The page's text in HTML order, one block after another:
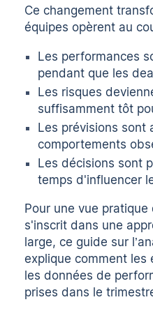
Ce changement
équipes opèrent au
Les performances
pendant que les
Les risques
suffisamment tôt
Les prévisions sont
comportements
Les décisions sont
temps d'influencer
Pour une vue
s'inscrit dans une
large, ce guide sur
explique comment les
les données de
prises dans le